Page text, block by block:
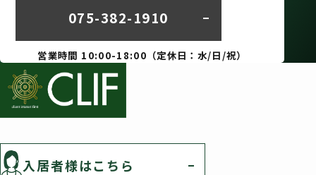
075-382-1910
営業時間 10:00-18:00（定休日：水/日/祝）
入居者様はこちら